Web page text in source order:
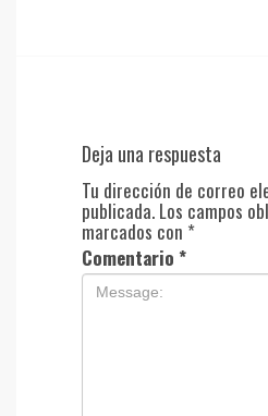
Deja una respuesta
Tu dirección de correo
publicada. Los campos
marcados con *
Comentario *